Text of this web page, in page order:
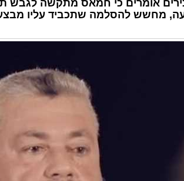
אומרים כי חמאס מתקשה לגבש
מחשש להסלמה שתכביד עליו